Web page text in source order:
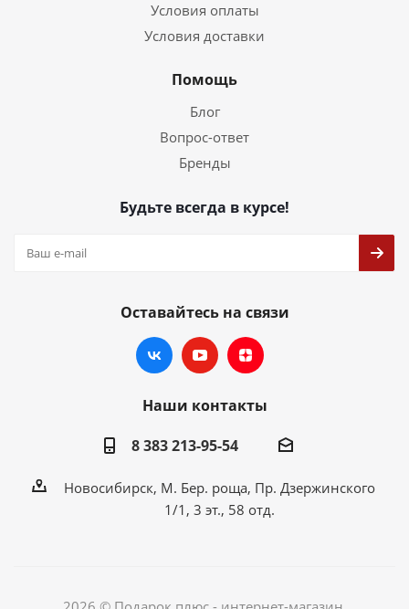
Условия оплаты
Условия доставки
Помощь
Блог
Вопрос-ответ
Бренды
Будьте всегда в курсе!
Оставайтесь на связи
Наши контакты
8 383 213-95-54
Новосибирск, М. Бер. роща, Пр. Дзержинского
1/1, 3 эт., 58 отд.